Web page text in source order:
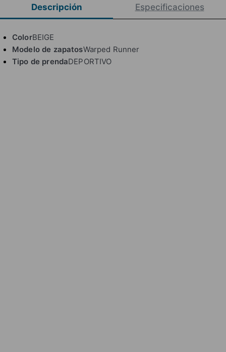
Descripción Especificaciones
ColorBEIGE
Modelo de zapatosWarped Runner
Tipo de prendaDEPORTIVO